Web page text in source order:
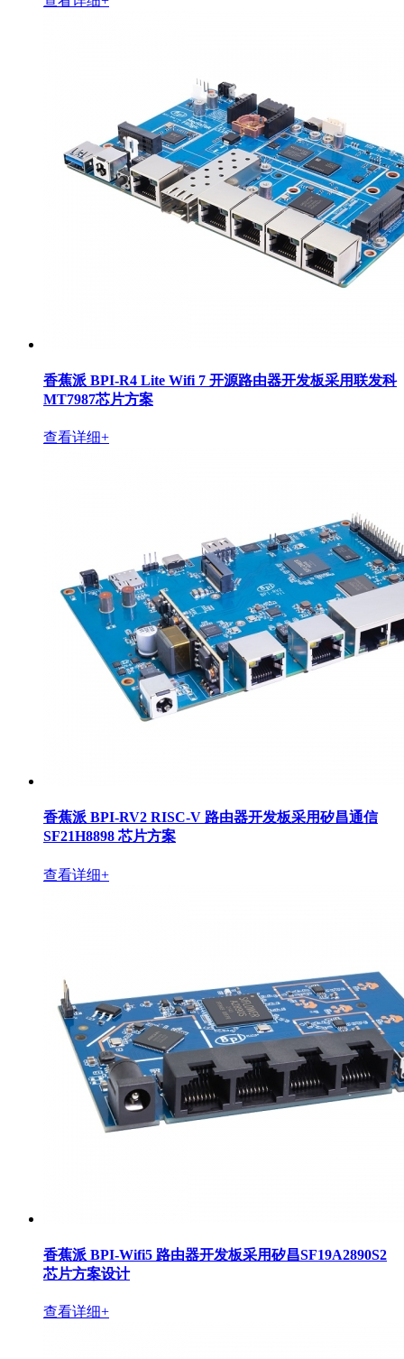
香蕉派 BPI-R4 Lite Wifi 7 开源路由器开发板采用联发科
MT7987芯片方案
查看详细+
香蕉派 BPI-RV2 RISC-V 路由器开发板采用矽昌通信
SF21H8898 芯片方案
查看详细+
香蕉派 BPI-Wifi5 路由器开发板采用矽昌SF19A2890S2
芯片方案设计
查看详细+